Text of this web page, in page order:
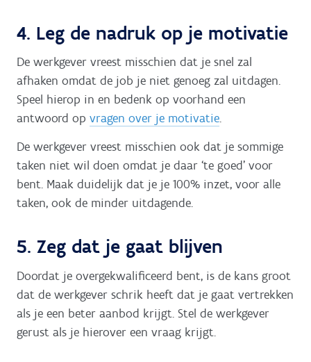
4. Leg de nadruk op je motivatie
De werkgever vreest misschien dat je snel zal
afhaken omdat de job je niet genoeg zal uitdagen.
Speel hierop in en bedenk op voorhand een
antwoord op vragen over je motivatie.
De werkgever vreest misschien ook dat je sommige
taken niet wil doen omdat je daar ‘te goed’ voor
bent. Maak duidelijk dat je je 100% inzet, voor alle
taken, ook de minder uitdagende.
5. Zeg dat je gaat blijven
Doordat je overgekwalificeerd bent, is de kans groot
dat de werkgever schrik heeft dat je gaat vertrekken
als je een beter aanbod krijgt. Stel de werkgever
gerust als je hierover een vraag krijgt.